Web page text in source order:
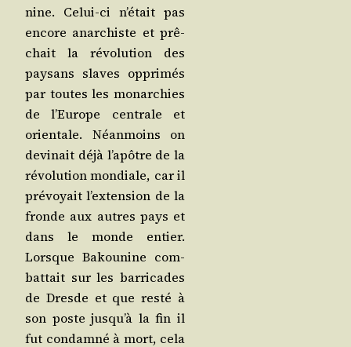
nine. Celui-ci n’é­tait pas
encore anar­chiste et prê­
chait la révo­lu­tion des
pay­sans slaves oppri­més
par toutes les monar­chies
de l’Eu­rope cen­trale et
orien­tale. Néan­moins on
devi­nait déjà l’a­pôtre de la
révo­lu­tion mon­diale, car il
pré­voyait l’ex­ten­sion de la
fronde aux autres pays et
dans le monde entier.
Lorsque Bakou­nine com­
bat­tait sur les bar­ri­cades
de Dresde et que res­té à
son poste jus­qu’à la fin il
fut condam­né à mort, cela